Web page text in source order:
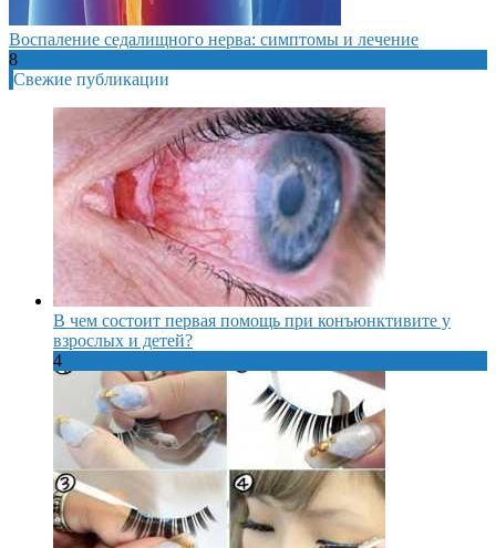
Воспаление седалищного нерва: симптомы и лечение
8
Свежие публикации
В чем состоит первая помощь при конъюнктивите у
взрослых и детей?
4